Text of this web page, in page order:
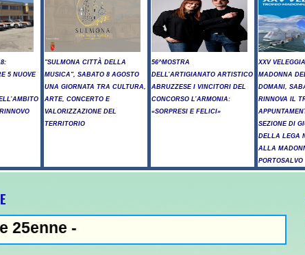
5 NUOVE
"SULMONA CITTÀ DELLA
MUSICA", SABATO 8 AGOSTO
UNA GIORNATA TRA CULTURA,
ARTE, CONCERTO E
VALORIZZAZIONE DEL
TERRITORIO
56^MOSTRA
DELL’ARTIGIANATO ARTISTICO
ABRUZZESE I VINCITORI DEL
CONCORSO L’ARMONIA:
«SORPRESI E FELICI»
XXV
MADONNA
DOMANI,
RINNOVA IL
SEZIONE DI
DELLA LEGA
ALLA
PORTOSALVO
- Sparatoria in una